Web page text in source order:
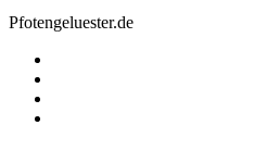
Pfotengeluester.de